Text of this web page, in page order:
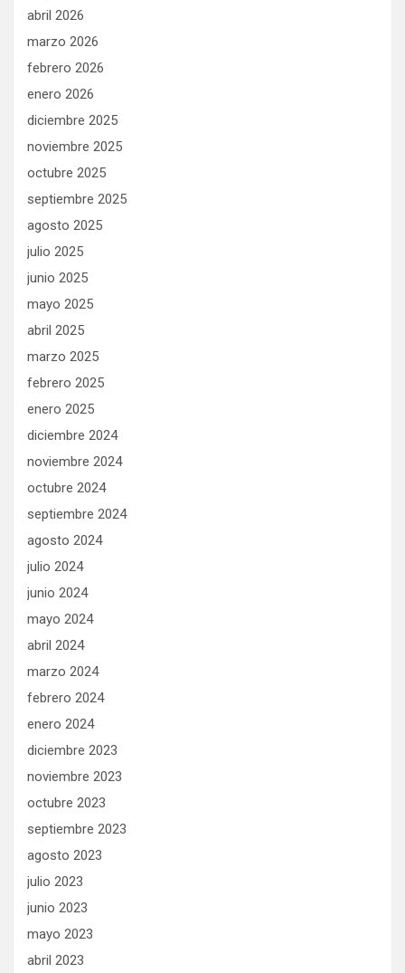
abril 2026
marzo 2026
febrero 2026
enero 2026
diciembre 2025
noviembre 2025
octubre 2025
septiembre 2025
agosto 2025
julio 2025
junio 2025
mayo 2025
abril 2025
marzo 2025
febrero 2025
enero 2025
diciembre 2024
noviembre 2024
octubre 2024
septiembre 2024
agosto 2024
julio 2024
junio 2024
mayo 2024
abril 2024
marzo 2024
febrero 2024
enero 2024
diciembre 2023
noviembre 2023
octubre 2023
septiembre 2023
agosto 2023
julio 2023
junio 2023
mayo 2023
abril 2023